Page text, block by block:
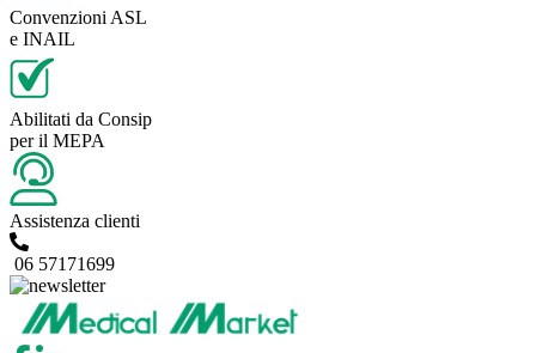
Convenzioni ASL
e INAIL
Abilitati da Consip
per il MEPA
Assistenza clienti
06 57171699